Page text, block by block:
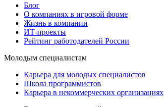
Блог
О компаниях в игровой форме
Жизнь в компании
ИТ-проекты
Рейтинг работодателей России
Молодым специалистам
Карьера для молодых специалистов
Школа программистов
Карьера в некоммерческих организациях